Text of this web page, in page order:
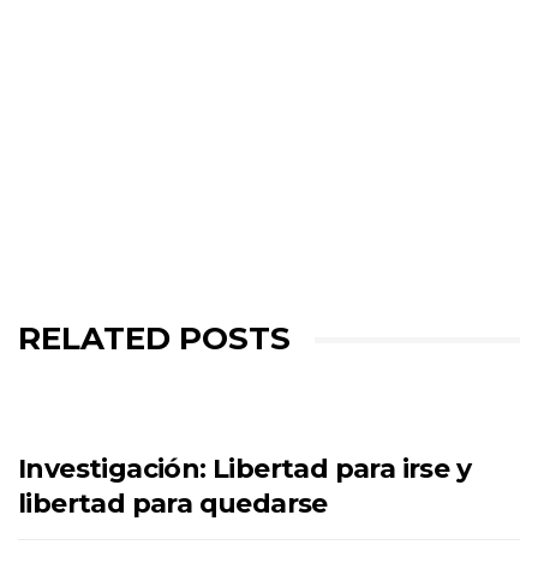
RELATED POSTS
Investigación: Libertad para irse y
libertad para quedarse